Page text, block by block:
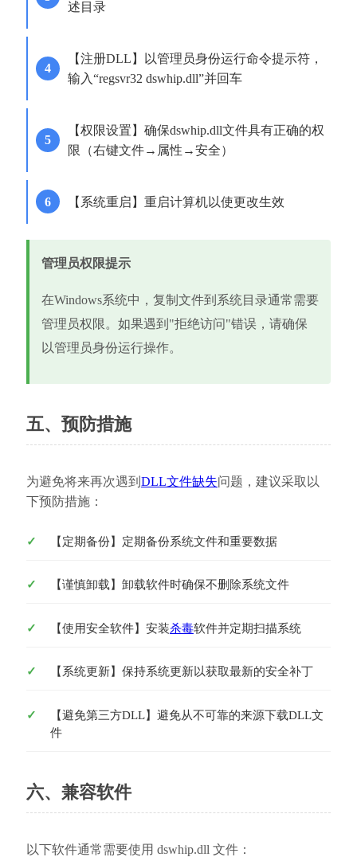
述目录
【注册DLL】以管理员身份运行命令提示符，
输入“regsvr32 dswhip.dll”并回车
【权限设置】确保dswhip.dll文件具有正确的权
限（右键文件→属性→安全）
【系统重启】重启计算机以使更改生效
管理员权限提示
在Windows系统中，复制文件到系统目录通常需要
管理员权限。如果遇到"拒绝访问"错误，请确保
以管理员身份运行操作。
五、预防措施
为避免将来再次遇到 DLL文件缺失问题，建议采取以
下预防措施：
【定期备份】定期备份系统文件和重要数据
【谨慎卸载】卸载软件时确保不删除系统文件
【使用安全软件】安装杀毒软件并定期扫描系统
【系统更新】保持系统更新以获取最新的安全补丁
【避免第三方DLL】避免从不可靠的来源下载DLL文
件
六、兼容软件
以下软件通常需要使用 dswhip.dll 文件：